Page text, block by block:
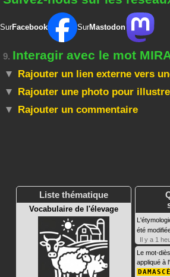
SurFacebook SurMastodon
9. Interagir avec le mot
Rajouter un lien externe vers
Rajouter une photo pour
Rajouter un commentaire
Liste thématique
Vocabulaire de l'élevage
été
Il y a 1
Le mot-
appliqué à